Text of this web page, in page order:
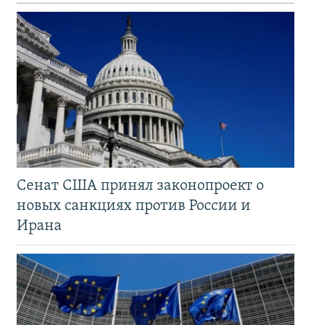
Сенат США принял законопроект о
новых санкциях против России и
Ирана